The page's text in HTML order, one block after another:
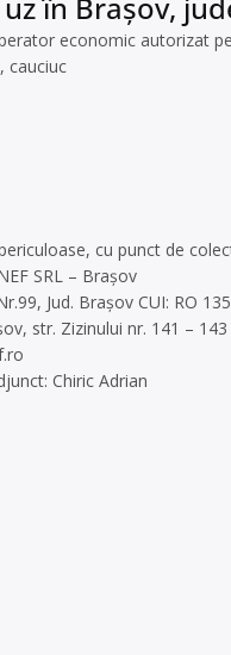
economic autorizat
cauciuc
cu punct de
SRL – Brașov
Jud. Brașov CUI: RO
str. Zizinului nr. 141 –
Chiric Adrian